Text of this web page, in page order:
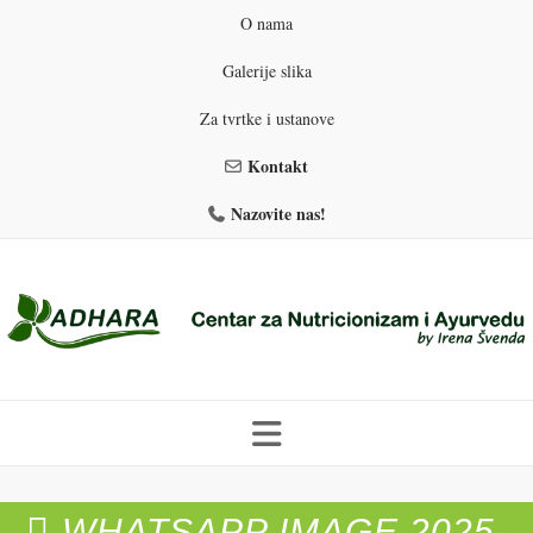
O nama
Galerije slika
Za tvrtke i ustanove
Kontakt
Nazovite nas!
to
content
PROGRAMI PREHRANE PRIRODNO MRŠAVLJENJE